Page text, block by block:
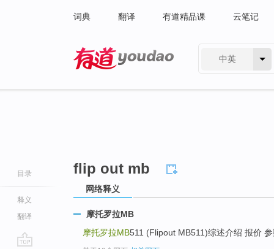
词典 翻译 有道精品课 云笔记
中英
目录
释义
翻译
flip out mb
网络释义
摩托罗拉MB
摩托罗拉MB511 (Flipout MB511)综述介绍 报价